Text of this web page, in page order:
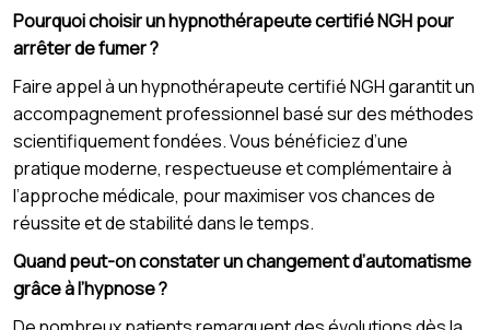
Pourquoi choisir un hypnothérapeute certifié NGH pour
arrêter de fumer ?
Faire appel à un hypnothérapeute certifié NGH garantit un
accompagnement professionnel basé sur des méthodes
scientifiquement fondées. Vous bénéficiez d’une
pratique moderne, respectueuse et complémentaire à
l’approche médicale, pour maximiser vos chances de
réussite et de stabilité dans le temps.
Quand peut-on constater un changement d’automatisme
grâce à l’hypnose ?